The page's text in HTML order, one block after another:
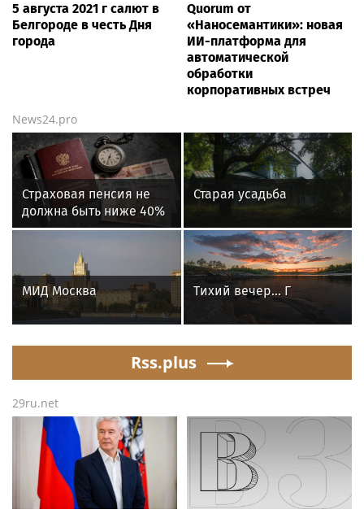
5 августа 2021 г салют в
Белгороде в честь Дня
города
Quorum от
«Наносемантики»: новая
ИИ-платформа для
автоматической
обработки
корпоративных встреч
News24.pro
Страховая пенсия не
должна быть ниже 40%
среднего заработка за
предпенсионный год
Старая усадьба
МИД Москва Тихий вечер... Г
Rss.plus
29ru.net